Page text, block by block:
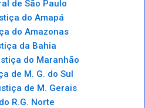
de São Paulo
do Amapá
do Amazonas
da Bahia
do Maranhão
de M. G. do Sul
de M. Gerais
R.G. Norte